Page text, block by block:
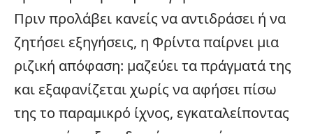
Πριν προλάβει κανείς να αντιδράσει ή να
ζητήσει εξηγήσεις, η Φρίντα παίρνει μια
ριζική απόφαση: μαζεύει τα πράγματά της
και εξαφανίζεται χωρίς να αφήσει πίσω
της το παραμικρό ίχνος, εγκαταλείποντας